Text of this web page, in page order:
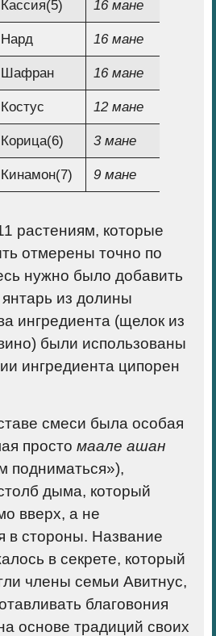
Кассия(5) 16 мане
Нард 16 мане
Шафран 16 мане
Костус 12 мане
Корица(6) 3 мане
Кинамон(7) 9 мане
растениям, которые
отмерены точно по
нужно было добавить
из долины
ингредиента (щелок из
были использованы
ингредиента ципорен
смеси была особая
просто маале ашан
подниматься»),
дыма, который
вверх, а не
в стороны. Название
в секрете, который
члены семьи Авитнус,
благовония
основе традиций своих